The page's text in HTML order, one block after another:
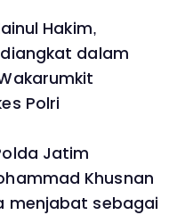
Hakim,
dalam
Polri
Jatim
Khusnan
menjabat sebagai